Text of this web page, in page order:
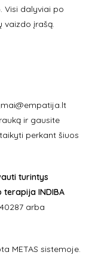
Visi dalyviai po
vaizdo įrašą.
ir gausite
perkant šiuos
turintys
INDIBA
arba
METAS sistemoje.